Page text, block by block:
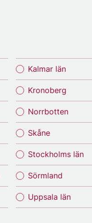
Kalmar län
Kronoberg
Norrbotten
Skåne
Stockholms län
Sörmland
Uppsala län